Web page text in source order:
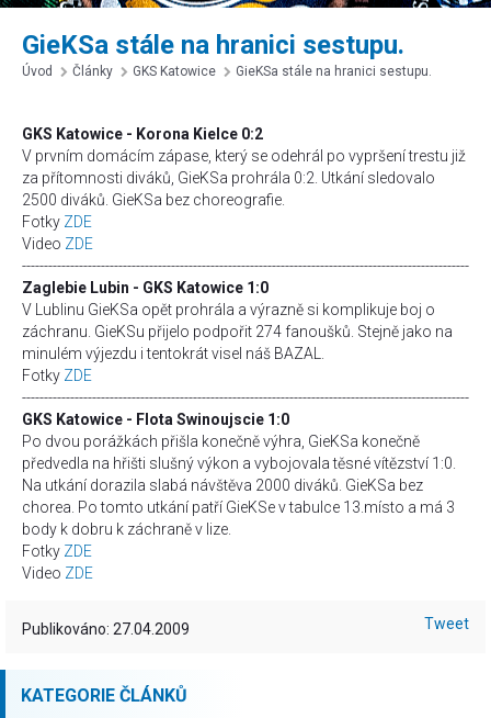
GieKSa stále na hranici sestupu.
Úvod Články GKS Katowice GieKSa stále na hranici sestupu.
GKS Katowice - Korona Kielce 0:2
V prvním domácím zápase, který se odehrál po vypršení trestu již
za přítomnosti diváků, GieKSa prohrála 0:2. Utkání sledovalo
2500 diváků. GieKSa bez choreografie.
Fotky ZDE
Video ZDE
------------------------------------------------------------------------------------------------------
Zaglebie Lubin - GKS Katowice 1:0
V Lublinu GieKSa opět prohrála a výrazně si komplikuje boj o
záchranu. GieKSu přijelo podpořit 274 fanoušků. Stejně jako na
minulém výjezdu i tentokrát visel náš BAZAL.
Fotky ZDE
------------------------------------------------------------------------------------------------------
GKS Katowice - Flota Swinoujscie 1:0
Po dvou porážkách přišla konečně výhra, GieKSa konečně
předvedla na hřišti slušný výkon a vybojovala těsné vítězství 1:0.
Na utkání dorazila slabá návštěva 2000 diváků. GieKSa bez
chorea. Po tomto utkání patří GieKSe v tabulce 13.místo a má 3
body k dobru k záchraně v lize.
Fotky ZDE
Video ZDE
Publikováno: 27.04.2009 Tweet
KATEGORIE ČLÁNKŮ